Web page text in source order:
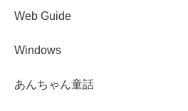
Web Guide
Windows
あんちゃん童話